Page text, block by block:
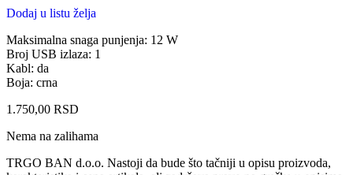
Dodaj u listu želja
Maksimalna snaga punjenja: 12 W
Broj USB izlaza: 1
Kabl: da
Boja: crna
1.750,00 RSD
Nema na zalihama
TRGO BAN d.o.o. Nastoji da bude što tačniji u opisu proizvoda,